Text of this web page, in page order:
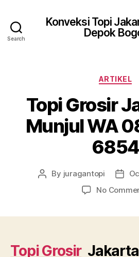
Search
Konveksi Topi
Depok
ARTIKEL
Topi Grosir
Munjul WA
6854
Post
By juragantopi
Post
No
Topi GrosirJakarta